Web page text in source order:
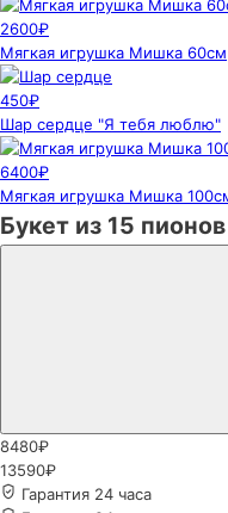
2600₽
Мягкая игрушка Мишка 60см
450₽
Шар сердце "Я тебя люблю"
6400₽
Мягкая игрушка Мишка
Букет из 15 пионов
8480₽
13590₽
Гарантия 24 часа